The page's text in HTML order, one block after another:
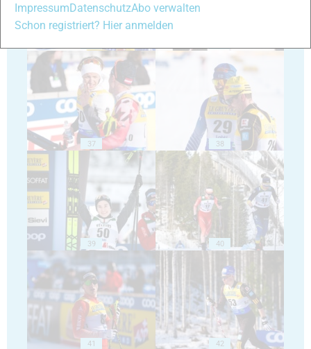
37 38
39 40
41 42
ImpressumDatenschutzAbo verwalten
Schon registriert? Hier anmelden